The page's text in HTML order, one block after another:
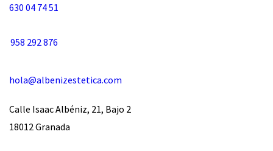
630 04 74 51
958 292 876
hola@albenizestetica.com
Calle Isaac Albéniz, 21, Bajo 2
18012 Granada